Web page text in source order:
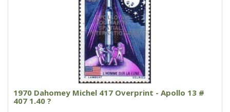
1970 Dahomey Michel 417 Overprint - Apollo 13 #
407 1.40 ?